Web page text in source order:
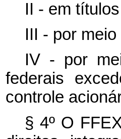
II - em
III - por
IV - por
federais
controle
§ 4º O